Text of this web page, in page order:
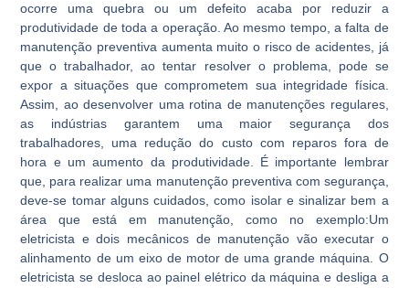
ocorre uma quebra ou um defeito acaba por reduzir a
produtividade de toda a operação. Ao mesmo tempo, a falta de
manutenção preventiva aumenta muito o risco de acidentes, já
que o trabalhador, ao tentar resolver o problema, pode se
expor a situações que comprometem sua integridade física.
Assim, ao desenvolver uma rotina de manutenções regulares,
as indústrias garantem uma maior segurança dos
trabalhadores, uma redução do custo com reparos fora de
hora e um aumento da produtividade. É importante lembrar
que, para realizar uma manutenção preventiva com segurança,
deve-se tomar alguns cuidados, como isolar e sinalizar bem a
área que está em manutenção, como no exemplo:Um
eletricista e dois mecânicos de manutenção vão executar o
alinhamento de um eixo de motor de uma grande máquina. O
eletricista se desloca ao painel elétrico da máquina e desliga a